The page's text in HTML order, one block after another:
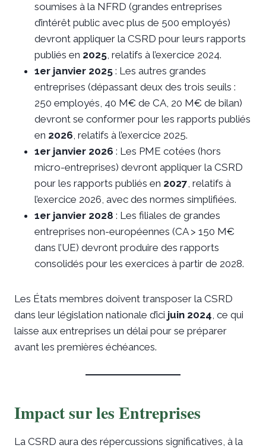
soumises à la NFRD (grandes entreprises
d’intérêt public avec plus de 500 employés)
devront appliquer la CSRD pour leurs rapports
publiés en 2025, relatifs à l’exercice 2024.
1er janvier 2025 : Les autres grandes
entreprises (dépassant deux des trois seuils :
250 employés, 40 M€ de CA, 20 M€ de bilan)
devront se conformer pour les rapports publiés
en 2026, relatifs à l’exercice 2025.
1er janvier 2026 : Les PME cotées (hors
micro-entreprises) devront appliquer la CSRD
pour les rapports publiés en 2027, relatifs à
l’exercice 2026, avec des normes simplifiées.
1er janvier 2028 : Les filiales de grandes
entreprises non-européennes (CA > 150 M€
dans l’UE) devront produire des rapports
consolidés pour les exercices à partir de 2028.
Les États membres doivent transposer la CSRD
dans leur législation nationale d’ici juin 2024, ce qui
laisse aux entreprises un délai pour se préparer
avant les premières échéances.
Impact sur les Entreprises
La CSRD aura des répercussions significatives, à la